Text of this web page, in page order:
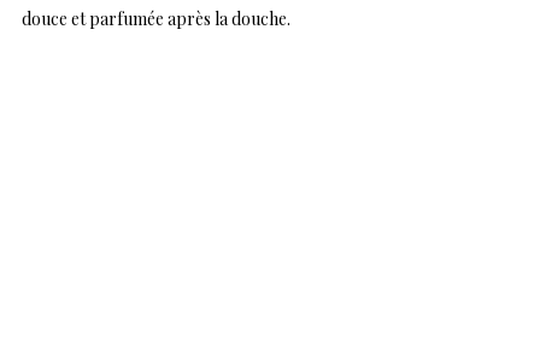
douce et parfumée après la douche.